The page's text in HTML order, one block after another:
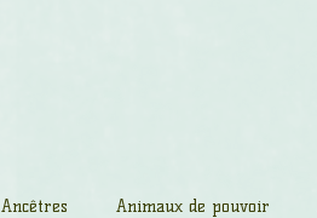
Ancêtres Animaux de pouvoir